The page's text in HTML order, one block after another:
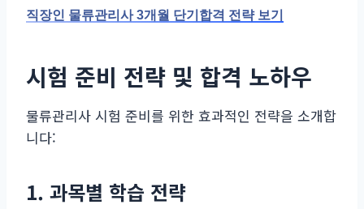
직장인 물류관리사 3개월 단기합격 전략 보기
시험 준비 전략 및 합격 노하우
물류관리사 시험 준비를 위한 효과적인 전략을 소개합
니다:
1. 과목별 학습 전략